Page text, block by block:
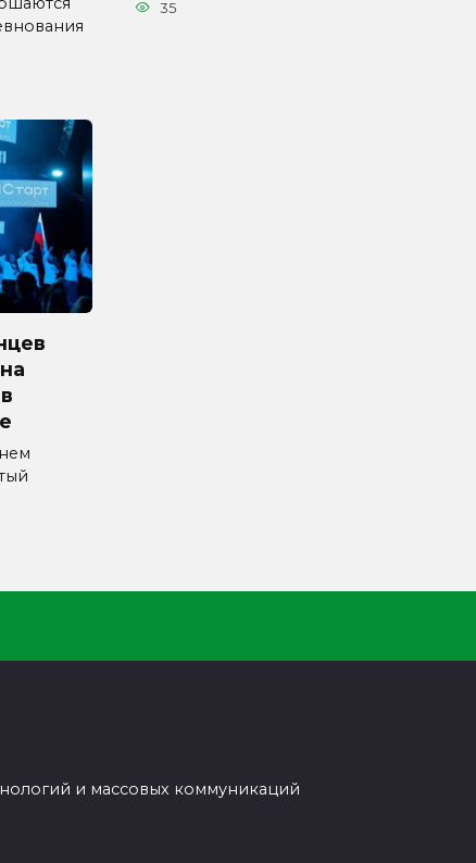
35
и массовых коммуникаций